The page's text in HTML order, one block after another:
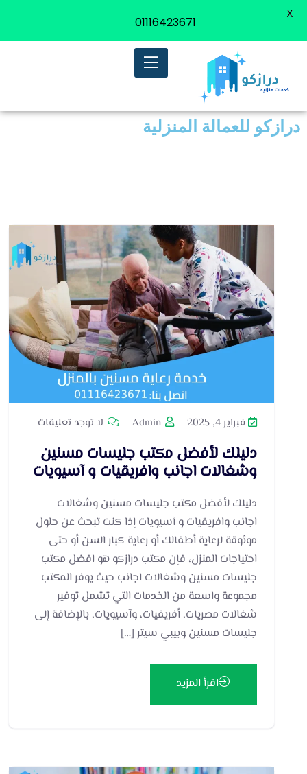
درازكو للعمالة المنزلية
فبراير 4, 2025 لا توجد تعليقات
دليلك لأفضل مكتب جليسات مسنين
وشغالات اجانب وافريقيات و آسيويات
دليلك لأفضل مكتب جليسات مسنين وشغالات
اجانب وافريقيات و آسيويات إذا كنت تبحث عن حلول
موثوقة لرعاية أطفالك أو رعاية كبار السن أو حتى
احتياجات المنزل، فإن مكتب درازكو هو افضل مكتب
جليسات مسنين وشغالات اجانب حيث يوفر المكتب
مجموعة واسعة من الخدمات التي تشمل توفير
شغالات مصريات، أفريقيات، وآسيويات، بالإضافة إلى
جليسات مسنين وبيبي سيتر […]
اقرأ المزيد
01116423671
X